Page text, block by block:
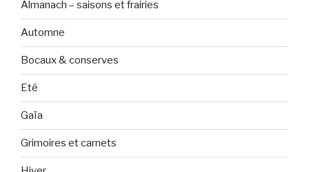
Almanach – saisons et frairies
Automne
Bocaux & conserves
Eté
Gaïa
Grimoires et carnets